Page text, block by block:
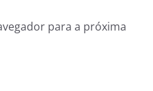
para a próxima